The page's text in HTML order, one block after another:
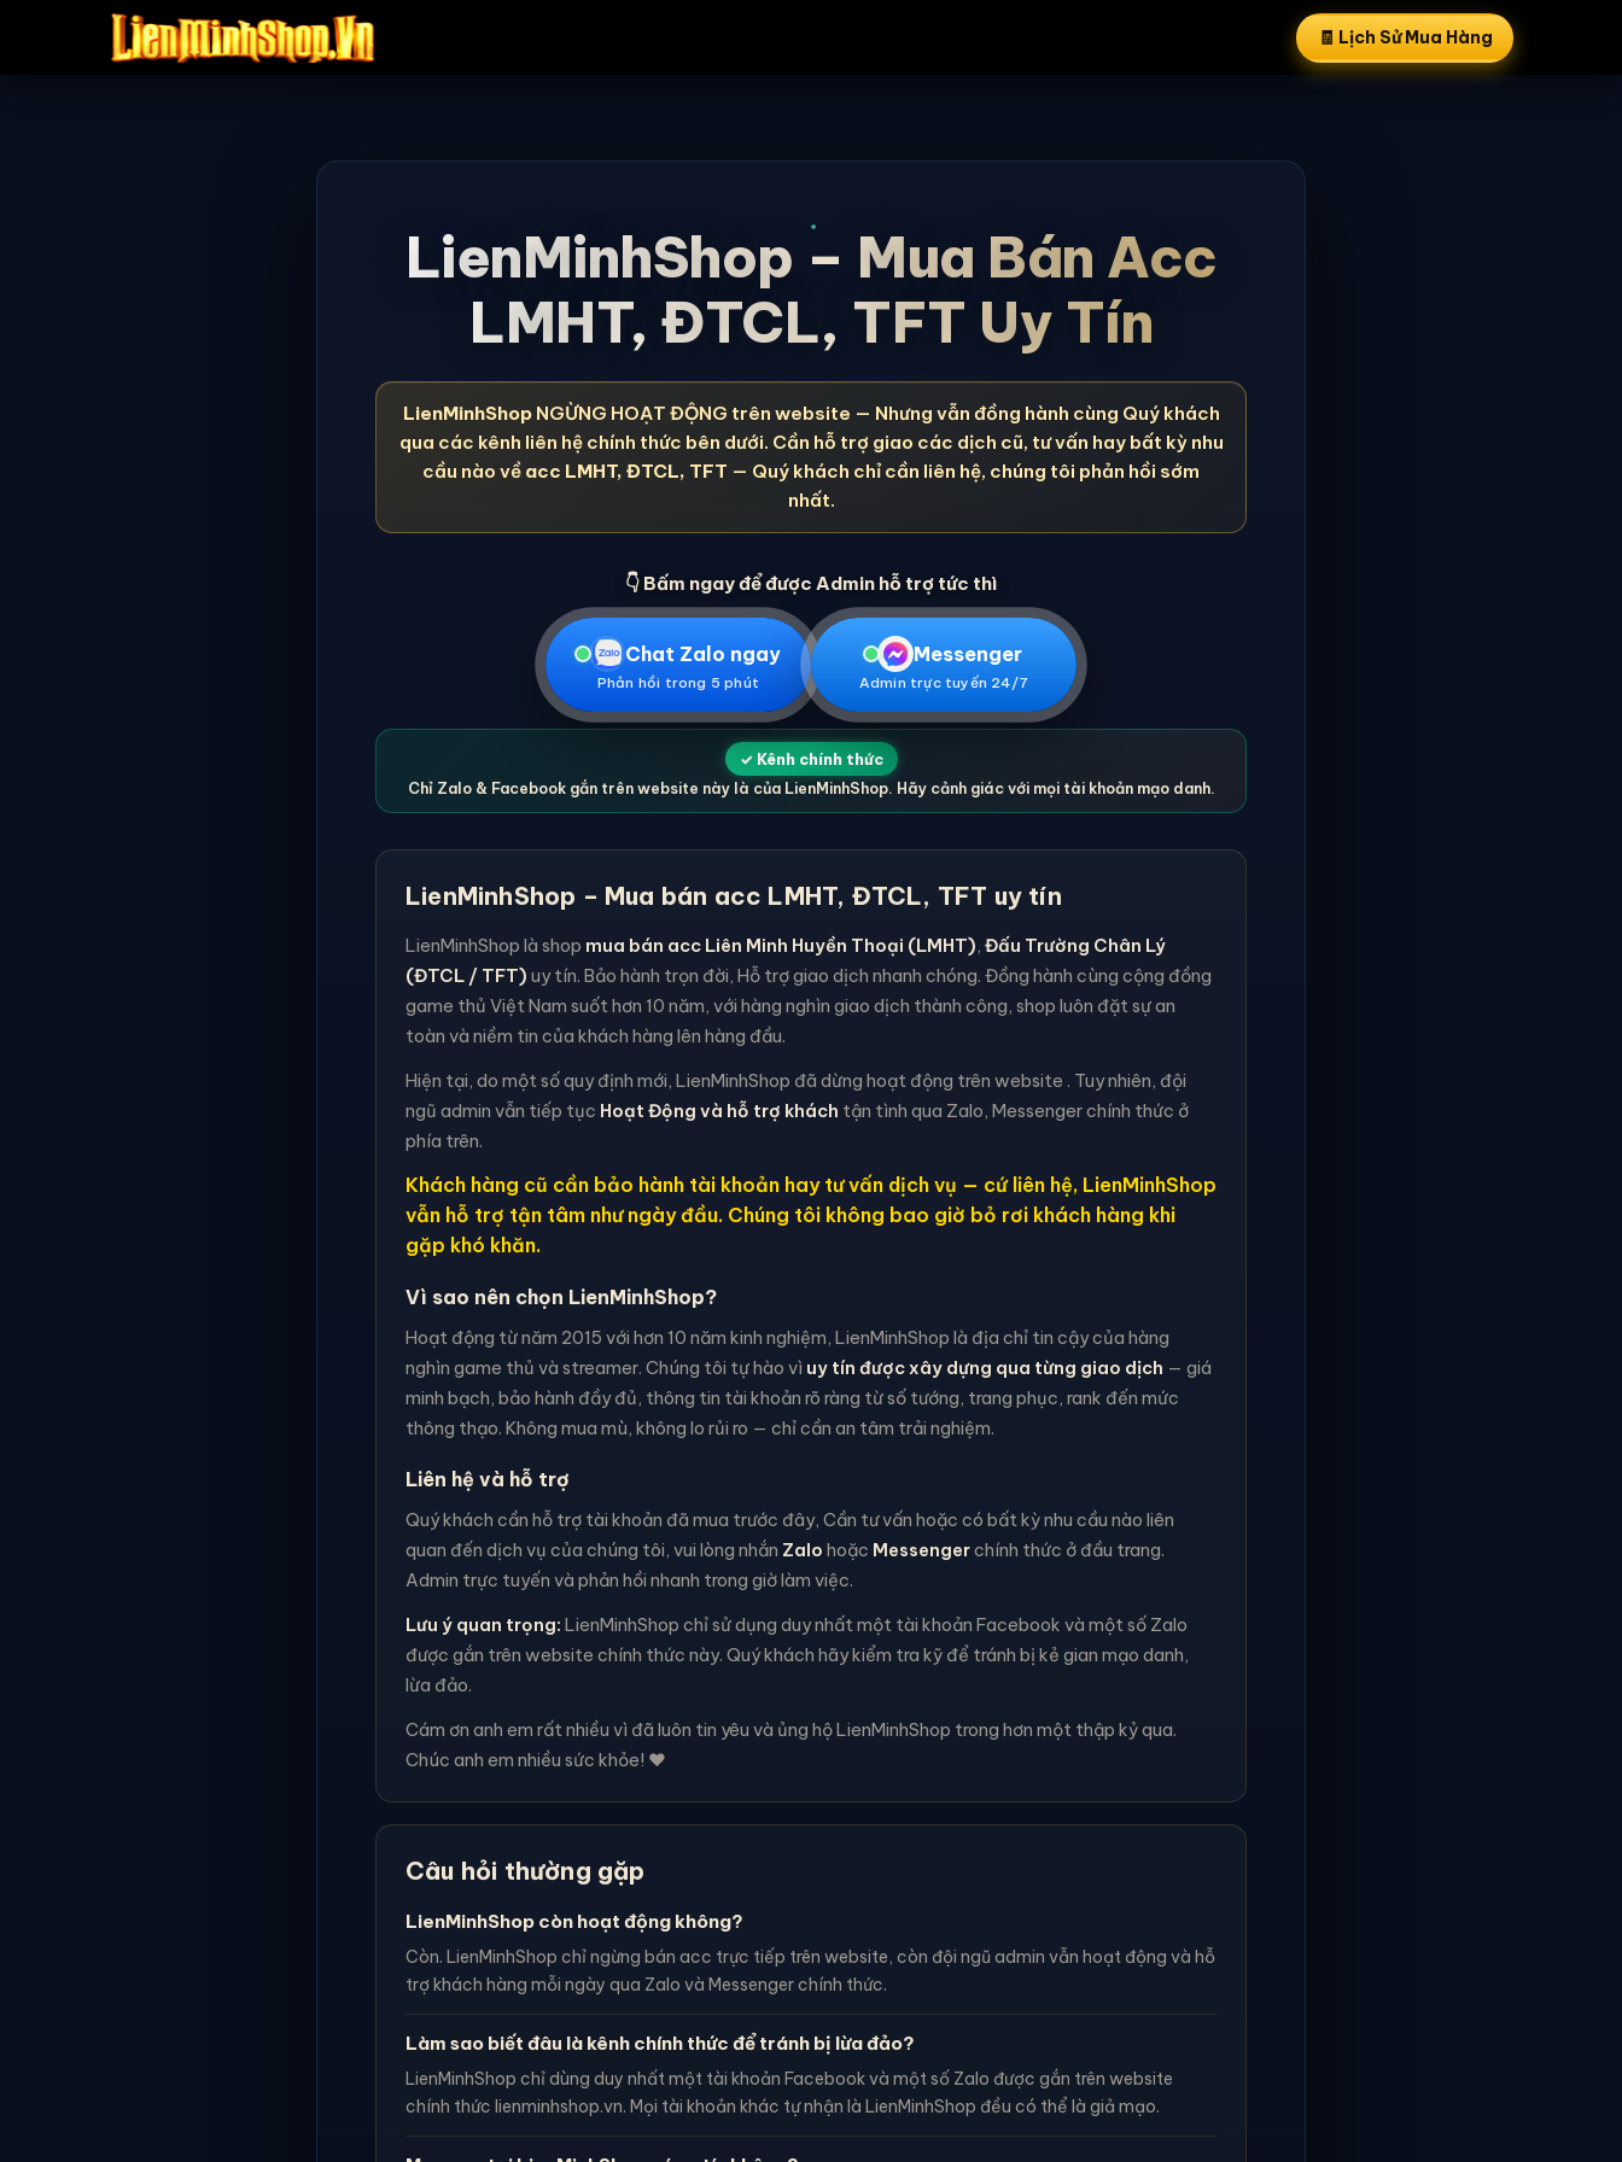
🧾 Lịch Sử Mua Hàng
LienMinhShop – Mua Bán Acc
LMHT, ĐTCL, TFT Uy Tín
LienMinhShopNGỪNG HOẠT ĐỘNG trên website — Nhưng vẫn đồng hành cùng Quý khách
qua các kênh liên hệ chính thức bên dưới. Cần hỗ trợ giao các dịch cũ, tư vấn hay bất kỳ nhu
cầu nào về acc LMHT, ĐTCL, TFT — Quý khách chỉ cần liên hệ, chúng tôi phản hồi sớm
nhất.
👇 Bấm ngay để được Admin hỗ trợ tức thì
Chat Zalo ngay
Phản hồi trong 5 phút
Messenger
Admin trực tuyến 24/7
✓ Kênh chính thức
Chỉ Zalo & Facebook gắn trên website này là của LienMinhShop. Hãy cảnh giác với mọi tài khoản mạo danh.
LienMinhShop – Mua bán acc LMHT, ĐTCL, TFT uy tín
LienMinhShop là shop mua bán acc Liên Minh Huyền Thoại (LMHT), Đấu Trường Chân Lý
(ĐTCL / TFT) uy tín. Bảo hành trọn đời, Hỗ trợ giao dịch nhanh chóng. Đồng hành cùng cộng đồng
game thủ Việt Nam suốt hơn 10 năm, với hàng nghìn giao dịch thành công, shop luôn đặt sự an
toàn và niềm tin của khách hàng lên hàng đầu.
Hiện tại, do một số quy định mới, LienMinhShop đã dừng hoạt động trên website . Tuy nhiên, đội
ngũ admin vẫn tiếp tục Hoạt Động và hỗ trợ khách tận tình qua Zalo, Messenger chính thức ở
phía trên.
Khách hàng cũ cần bảo hành tài khoản hay tư vấn dịch vụ — cứ liên hệ, LienMinhShop
vẫn hỗ trợ tận tâm như ngày đầu. Chúng tôi không bao giờ bỏ rơi khách hàng khi
gặp khó khăn.
Vì sao nên chọn LienMinhShop?
Hoạt động từ năm 2015 với hơn 10 năm kinh nghiệm, LienMinhShop là địa chỉ tin cậy của hàng
nghìn game thủ và streamer. Chúng tôi tự hào vì uy tín được xây dựng qua từng giao dịch — giá
minh bạch, bảo hành đầy đủ, thông tin tài khoản rõ ràng từ số tướng, trang phục, rank đến mức
thông thạo. Không mua mù, không lo rủi ro — chỉ cần an tâm trải nghiệm.
Liên hệ và hỗ trợ
Quý khách cần hỗ trợ tài khoản đã mua trước đây, Cần tư vấn hoặc có bất kỳ nhu cầu nào liên
quan đến dịch vụ của chúng tôi, vui lòng nhắn Zalo hoặc Messengerchính thức ở đầu trang.
Admin trực tuyến và phản hồi nhanh trong giờ làm việc.
Lưu ý quan trọng: LienMinhShop chỉ sử dụng duy nhất một tài khoản Facebook và một số Zalo
được gắn trên website chính thức này. Quý khách hãy kiểm tra kỹ để tránh bị kẻ gian mạo danh,
lừa đảo.
Cám ơn anh em rất nhiều vì đã luôn tin yêu và ủng hộ LienMinhShop trong hơn một thập kỷ qua.
Chúc anh em nhiều sức khỏe! ❤️
Câu hỏi thường gặp
LienMinhShop còn hoạt động không?
Còn. LienMinhShop chỉ ngừng bán acc trực tiếp trên website, còn đội ngũ admin vẫn hoạt động và hỗ
trợ khách hàng mỗi ngày qua Zalo và Messenger chính thức.
Làm sao biết đâu là kênh chính thức để tránh bị lừa đảo?
LienMinhShop chỉ dùng duy nhất một tài khoản Facebook và một số Zalo được gắn trên website
chính thức lienminhshop.vn. Mọi tài khoản khác tự nhận là LienMinhShop đều có thể là giả mạo.